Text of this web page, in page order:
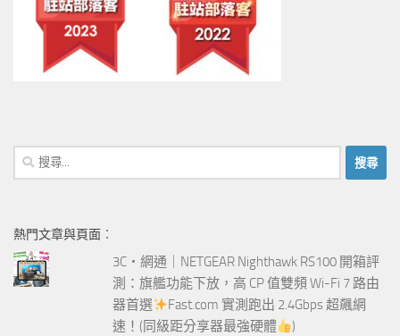
搜
尋
字:
熱門文章與頁面︰
3C‧網通｜NETGEAR Nighthawk RS100 開箱評
測：旗艦功能下放，高 CP 值雙頻 Wi-Fi 7 路由
器首選
Fast.com 實測跑出 2.4Gbps 超飆網
速！(同級距分享器最強硬體
)